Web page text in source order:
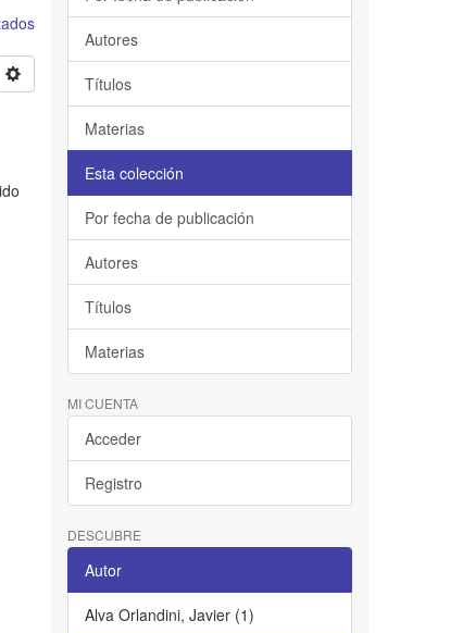
Autores
Títulos
Materias
Esta colección
Por fecha de publicación
Autores
Títulos
Materias
MI CUENTA
Acceder
Registro
DESCUBRE
Autor
Alva Orlandini, Javier (1)